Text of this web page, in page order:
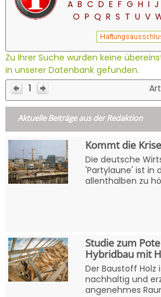
A B C D E F G H I J
O P Q R S T U V
Zu Ihrer Suche wurden keine
in unserer Datenbank gefunden.
1
Aktuelle Beiträge aus der Redaktion
Kommt die
Die deutsche
'Partylaune' ist in
allenthalben zu
Studie zum
Hybridbau mit
Der Baustoff Holz
nachhaltig und
angenehmes